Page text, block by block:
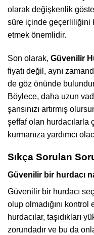
olarak değişkenlik
süre içinde geçerliliğini
etmek önemlidir.
Son olarak, Güvenilir
fiyatı değil, aynı
de göz önünde
Böylece, daha uzun
şansınızı artırmış
şeffaf olan hurdacılarla
kurmanıza yardımcı
Sıkça Sorulan
Güvenilir bir hurdacı
Güvenilir bir hurdacı
olup olmadığını
hurdacılar, taşıdıkları
zorundadır ve bu da